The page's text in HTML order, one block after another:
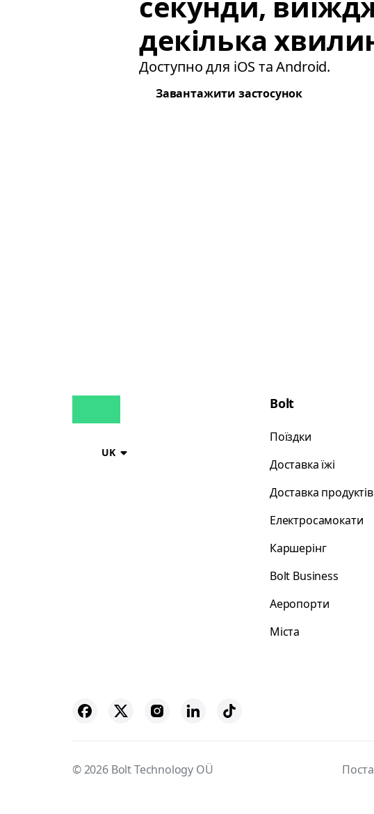
декілька
Доступно для iOS та Android.
Завантажити застосунок
UK
Bolt
Поїздки
Доставка їжі
Доставка продуктів
Електросамокати
Каршерінг
Bolt Business
Аеропорти
Міста
© 2026 Bolt Technology OÜ